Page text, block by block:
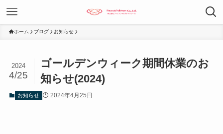
ホーム ブログ お知らせ
ゴールデンウィーク期間休業のお
知らせ(2024)
2024
4/25
お知らせ 2024年4月25日